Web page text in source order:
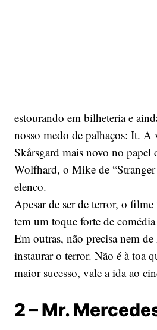
estourando em bilheteria e
nosso medo de palhaços: It. A
Skårsgard mais novo no papel
Wolfhard, o Mike de
elenco.
Apesar de ser de terror, o filme
tem um toque forte de
Em outras, não precisa nem
instaurar o terror. Não é à toa
maior sucesso, vale a ida ao
2 – Mr.